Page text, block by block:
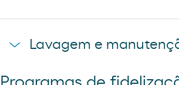
Lavado camiones
Lavagem e